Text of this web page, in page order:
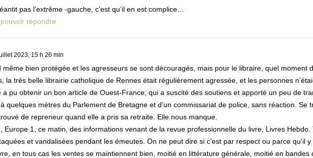
pas l’extrême -gauche, c’est qu’il en est complice…
répondre
2023, 15 h 26 min
bien protégée et les agresseurs se sont découragés, mais pour le libraire, quel moment
la très belle librairie catholique de Rennes était régulièrement agressée, et les personnes
pu obtenir un bon article de Ouest-France, qui a suscité des soutiens et apporté un peu de
quelques mètres du Parlement de Bretagne et d’un commissariat de police, sans réaction. Se
de repreneur quand elle a pris sa retraite. Elle nous manque.
Europe 1, ce matin, des informations venant de la revue professionnelle du livre, Livres Hebdo.
et vandalisées pendant les émeutes. On ne peut dire si c’est par respect ou parce qu’il y
en tous cas les ventes se maintiennent bien, moitié en littérature générale, moitié en bandes